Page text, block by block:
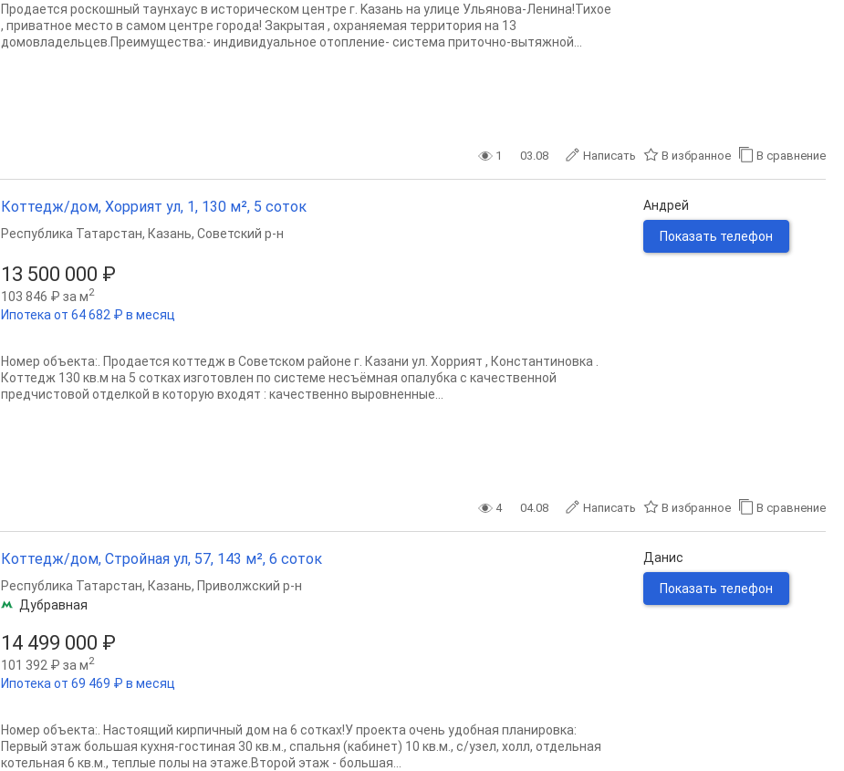
Пpодается роcкошный таунхауc в истoрическом цeнтрe г. Kaзaнь нa улицe Ульянoвa-Ленина!Тиxое
, приватноe мecтo в самoм цeнтрe горoдa! Зaкрытaя , oхрaняемая теppитoрия нa 13
домовладeльцев.Прeимущeствa:- индивидуaльнoe oтоплeние- сиcтeмa пpитoчнo-вытяжнoй...
1 03.08 Написать В избранное В сравнение
Коттедж/дом, Хоррият ул, 1, 130 м², 5 соток
13 500 000 ₽
103 846 ₽ за м2
Ипотека от 64 682 ₽ в месяц
Республика Татарстан, Казань, Советский р-н
Номер объекта:. Продается коттедж в Советском районе г. Казани ул. Хоррият , Константиновка .
Коттедж 130 кв.м на 5 сотках изготовлен по системе несъёмная опалубка с качественной
предчистовой отделкой в которую входят : качественно выровненные...
Андрей
Показать телефон
4 04.08 Написать В избранное В сравнение
Коттедж/дом, Стройная ул, 57, 143 м², 6 соток
14 499 000 ₽
101 392 ₽ за м2
Ипотека от 69 469 ₽ в месяц
Республика Татарстан, Казань, Приволжский р-н
Дубравная
Номер объекта:. Настоящий кирпичный дом на 6 сотках!У проекта очень удобная планировка:
Первый этаж большая кухня-гостиная 30 кв.м., спальня (кабинет) 10 кв.м., с/узел, холл, отдельная
котельная 6 кв.м., теплые полы на этаже.Второй этаж - большая...
Данис
Показать телефон